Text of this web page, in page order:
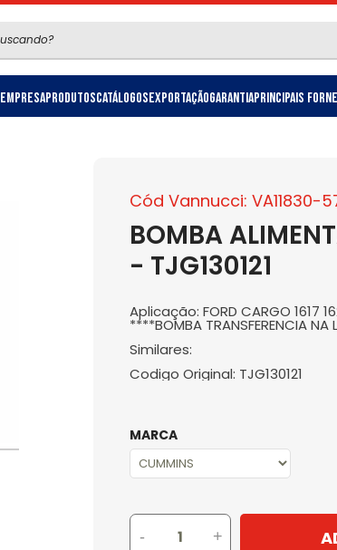
EmpresaProdutosCatálogosExportaçãoGarantiaPrincipais
Cód Vannucci: VA11830-
BOMBA
- TJG130121
Aplicação: FORD CARGO 1617
****BOMBA TRANSFERENCIA
Similares:
Codigo Original: TJG130121
MARCA
- +